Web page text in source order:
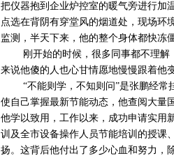
把仪器抱到企业炉控室的暖气旁进行加
点选在背阴有穿堂风的烟道处，现场环
监测，半天下来，他的整个身体都快冻
刚开始的时候，很多同事都不理
来说他傻的人也心甘情愿地慢慢跟着他
“不能则学，不知则问”是张鹏经
使自己掌握最新节能动态，他查阅大量
他学以致用，工作以来，成功申请实用
训及全市设备操作人员节能培训的授课
扬。这背后他付出了多少心血和努力，